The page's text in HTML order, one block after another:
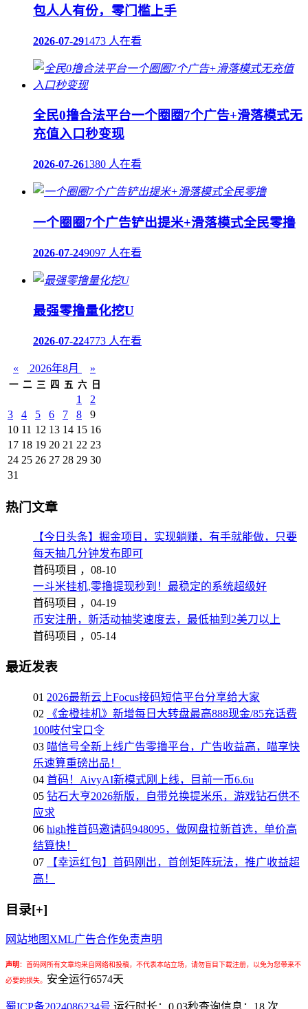
包人人有份，零门槛上手
2026-07-291473 人在看
全民0撸合法平台一个圈圈7个广告+滑落模式无
充值入口秒变现
2026-07-261380 人在看
一个圈圈7个广告铲出提米+滑落模式全民零撸
2026-07-249097 人在看
最强零撸量化挖U
2026-07-224773 人在看
« 2026年8月 »
一 二 三 四 五 六 日
1
2
3
4 5 6 7 8
9
10 11 12 13 14 15 16
17 18 19 20 21 22 23
24 25 26 27 28 29 30
31
热门文章
【今日头条】掘金项目，实现躺赚，有手就能做，只要
每天抽几分钟发布即可
首码项目 ， 08-10
一斗米挂机,零撸提现秒到！最稳定的系统超级好
首码项目 ， 04-19
币安注册，新活动抽奖速度去，最低抽到2美刀以上
首码项目 ， 05-14
最近发表
01 2026最新云上Focus接码短信平台分享给大家
02
《金橙挂机》新增每日大转盘最高888现金/85充话费
100吱付宝口令
03 喵信号全新上线广告零撸平台，广告收益高，喵享快
乐速算重磅出品！
04 首码！AivyAI新模式刚上线，目前一币6.6u
05 钻石大亨2026新版，自带兑换提米乐，游戏钻石供不
应求
06 high推首码邀请码948095，做网盘拉新首选，单价高
结算快！
07
【幸运红包】首码刚出，首创矩阵玩法，推广收益超
高！
目录[+]
网站地图 XML广告合作免责声明
声明： 首码网所有文章均来自网络和投稿，不代表本站立场，请勿盲目下载注册，以免为您带来不
必要的损失。 安全运行6574天